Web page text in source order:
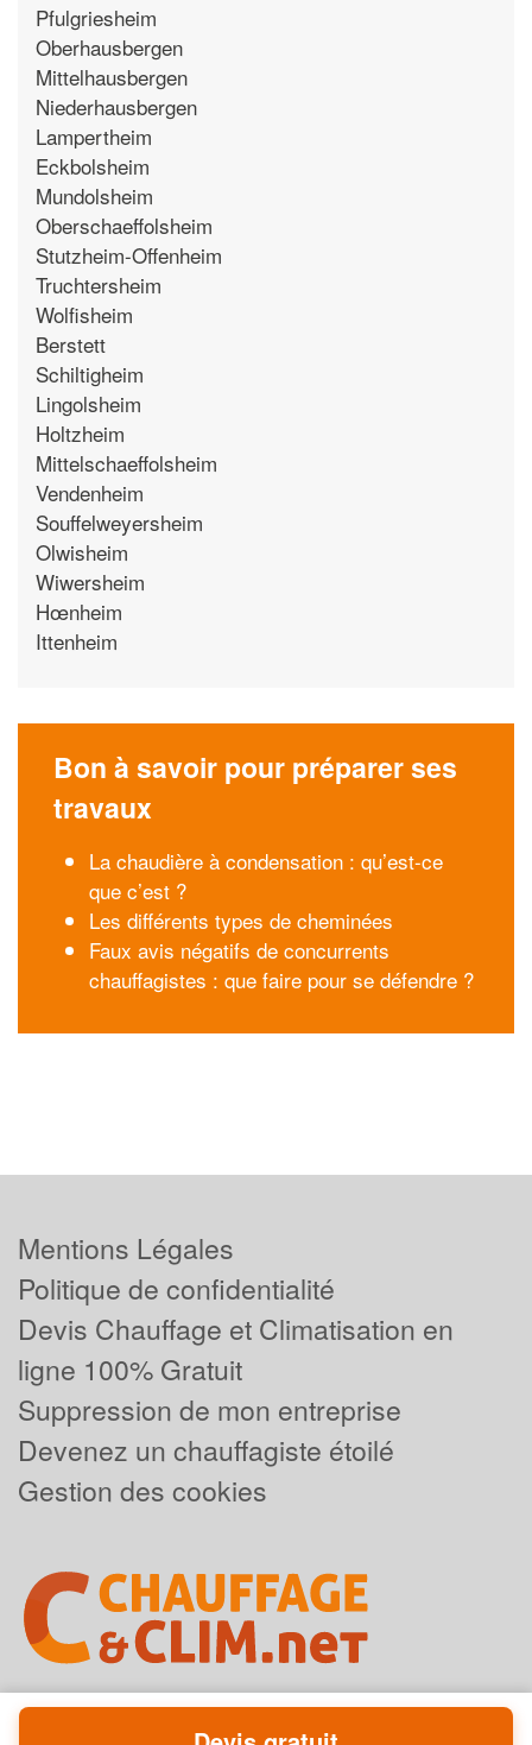
Pfulgriesheim
Oberhausbergen
Mittelhausbergen
Niederhausbergen
Lampertheim
Eckbolsheim
Mundolsheim
Oberschaeffolsheim
Stutzheim-Offenheim
Truchtersheim
Wolfisheim
Berstett
Schiltigheim
Lingolsheim
Holtzheim
Mittelschaeffolsheim
Vendenheim
Souffelweyersheim
Olwisheim
Wiwersheim
Hœnheim
Ittenheim
Bon à savoir pour préparer ses
travaux
La chaudière à condensation : qu’est-ce
que c’est ?
Les différents types de cheminées
Faux avis négatifs de concurrents
chauffagistes : que faire pour se défendre ?
Mentions Légales
Politique de confidentialité
Devis Chauffage et Climatisation en
ligne 100% Gratuit
Suppression de mon entreprise
Devenez un chauffagiste étoilé
Gestion des cookies